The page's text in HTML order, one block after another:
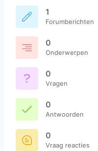
1
Forumberichten
0
Onderwerpen
0
Vragen
0
Antwoorden
0
Vraag reacties